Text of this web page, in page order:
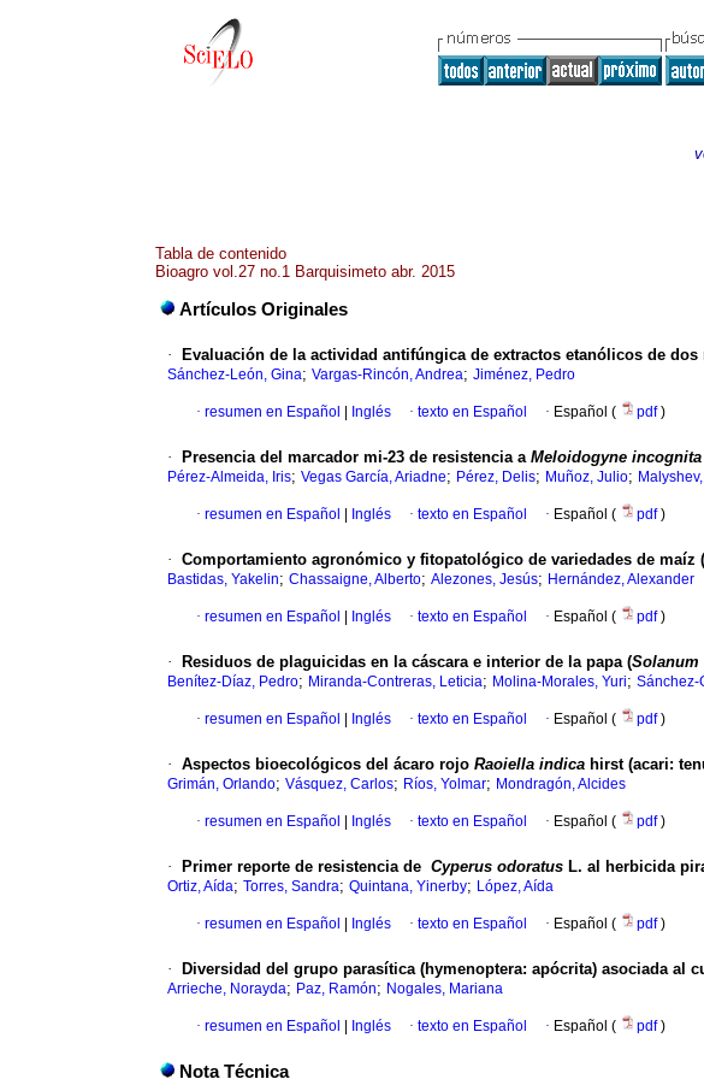
Tabla de contenido
Bioagro vol.27 no.1 Barquisimeto abr. 2015
Artículos Originales
· Evaluación de la actividad antifúngica de extractos etanólicos de
Sánchez-León, Gina; Vargas-Rincón, Andrea; Jiménez, Pedro
· resumen en Español Inglés · texto en Español · Español ( pdf)
· Presencia del marcador mi-23 de resistencia a Meloidogyne incognita
Pérez-Almeida, Iris; Vegas García, Ariadne; Pérez, Delis; Muñoz, Julio;
· resumen en Español Inglés · texto en Español · Español ( pdf)
· Comportamiento agronómico y fitopatológico de variedades de maíz (
Bastidas, Yakelin; Chassaigne, Alberto; Alezones, Jesús; Hernández, Alexander
· resumen en Español Inglés · texto en Español · Español ( pdf)
· Residuos de plaguicidas en la cáscara e interior de la papa (Solanum
Benítez-Díaz, Pedro; Miranda-Contreras, Leticia; Molina-Morales, Yuri; Sánchez-
· resumen en Español Inglés · texto en Español · Español ( pdf)
· Aspectos bioecológicos del ácaro rojo Raoiella indica hirst (acari:
Grimán, Orlando; Vásquez, Carlos; Ríos, Yolmar; Mondragón, Alcides
· resumen en Español Inglés · texto en Español · Español ( pdf)
· Primer reporte de resistencia de Cyperus odoratus L. al herbicida
Ortiz, Aída; Torres, Sandra; Quintana, Yinerby; López, Aída
· resumen en Español Inglés · texto en Español · Español ( pdf)
· Diversidad del grupo parasítica (hymenoptera: apócrita) asociada al
Arrieche, Norayda; Paz, Ramón; Nogales, Mariana
· resumen en Español Inglés · texto en Español · Español ( pdf)
Nota Técnica